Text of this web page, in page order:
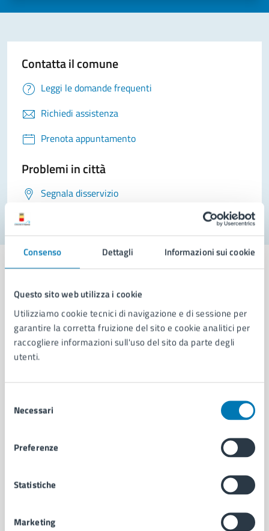
Consenso Dettagli Informazioni sui cookie
Questo sito web utilizza i cookie
Utilizziamo cookie tecnici di navigazione e di sessione per
garantire la corretta fruizione del sito e cookie analitici per
raccogliere informazioni sull'uso del sito da parte degli
utenti.
delNecessari
Preferenze
Statistiche
Marketing
Contatta il comune
Leggi le domande frequenti
Richiedi assistenza
Prenota appuntamento
Problemi in città
Segnala disservizio
Comune di Napoli
AMMINISTRAZIONE
Uffici
Personale amministrativo
Intranet, posta aziendale e protocollo
CATEGORIE DI SERVIZIO